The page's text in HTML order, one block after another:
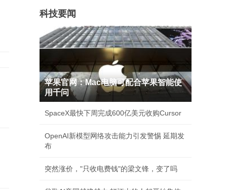
科技要闻
苹果官网：Mac电脑可配合苹果智能使
用千问
SpaceX最快下周完成600亿美元收购Cursor
OpenAI新模型网络攻击能力引发警惕 延期发
布
突然涨价，"只收电费钱"的梁文锋，变了吗